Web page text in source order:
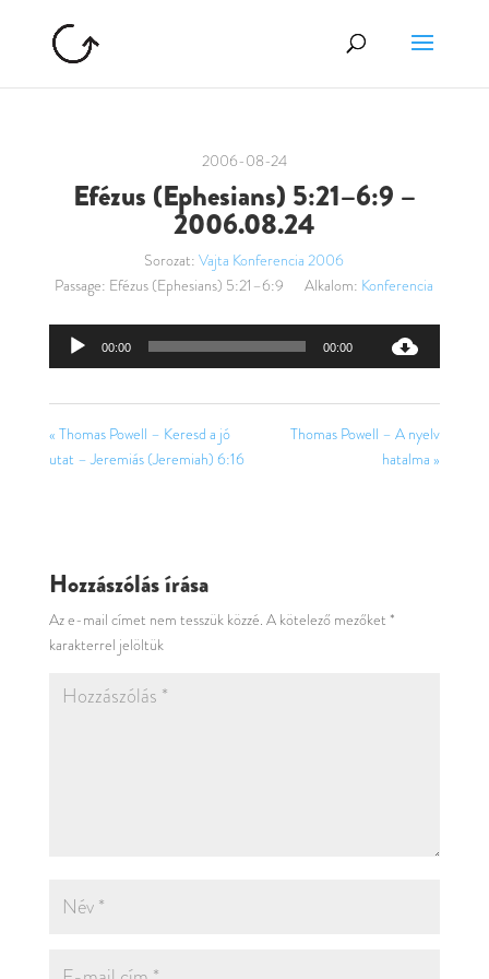
2006-08-24
Efézus (Ephesians) 5:21–6:9 –
2006.08.24
Sorozat: Vajta Konferencia 2006
Passage: Efézus (Ephesians) 5:21–6:9 Alkalom: Konferencia
Audió
00:00 00:00
« Thomas Powell – Keresd a jó
utat – Jeremiás (Jeremiah) 6:16
Thomas Powell – A nyelv
hatalma »
Hozzászólás írása
Az e-mail címet nem tesszük közzé. A kötelező mezőket *
karakterrel jelöltük